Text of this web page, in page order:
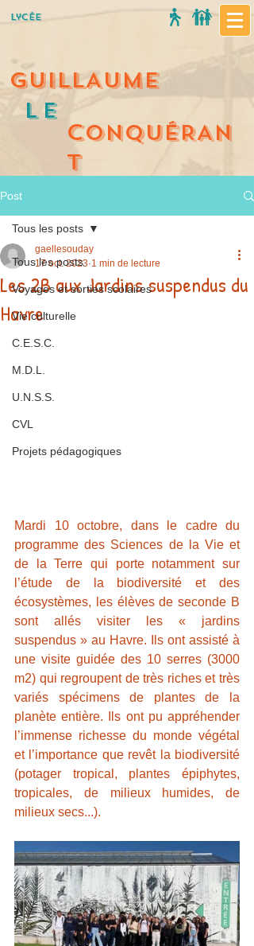
Lycée
GUILLAUME
Le
CONQUÉRAN
T
Post
Tous les posts
Voyages et sorties scolaires
Vie culturelle
C.E.S.C.
M.D.L.
U.N.S.S.
CVL
Projets pédagogiques
Tous les posts
Les 2B aux Jardins suspendus du
Havre
gaellesouday
17 oct. 2023 1 min de lecture
Mardi 10 octobre, dans le cadre du
programme des Sciences de la Vie et
de la Terre qui porte notamment sur
l’étude de la biodiversité et des
écosystèmes, les élèves de seconde B
sont allés visiter les « jardins
suspendus » au Havre. Ils ont assisté à
une visite guidée des 10 serres (3000
m2) qui regroupent de très riches et très
variés spécimens de plantes de la
planète entière. Ils ont pu appréhender
l’immense richesse du monde végétal
et l’importance que revêt la biodiversité
(potager tropical, plantes épiphytes,
tropicales, de milieux humides, de
milieux secs...).